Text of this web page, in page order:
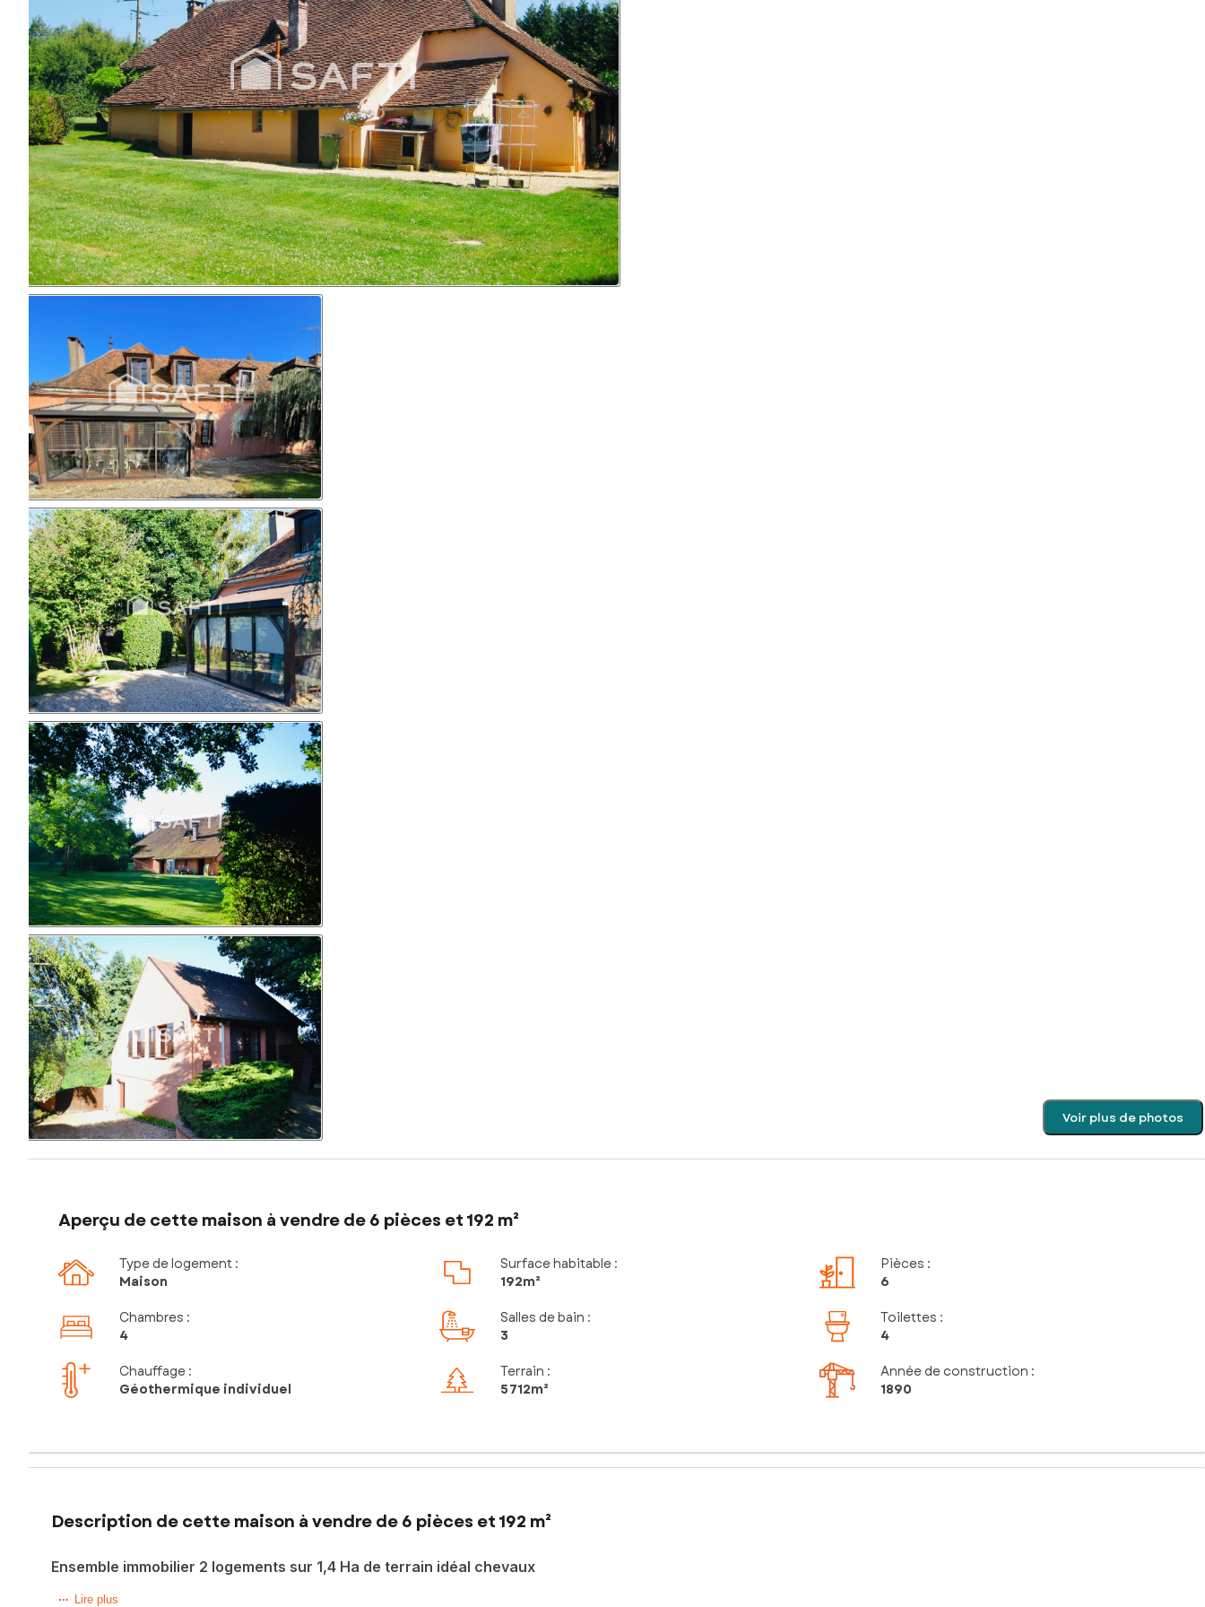
Voir plus de photos
Aperçu de cette maison à vendre de 6 pièces et 192 m²
Type de logement :
Maison
Surface habitable :
192m²
Pièces :
6
Chambres :
4
Salles de bain :
3
Toilettes :
4
Chauffage :
Géothermique individuel
Terrain :
5 712m²
Année de construction :
1890
Description de cette maison à vendre de 6 pièces et 192 m²
Ensemble immobilier 2 logements sur 1,4 Ha de terrain idéal chevaux
Au coeur de la Puisaye, à quelques encablures du centre de Saint Sauveur en Puisaye, cette longère traditionnelle attend ses nouveaux propriétaires. Elle est située sur un terrain d'1,4 Ha
Lire plus